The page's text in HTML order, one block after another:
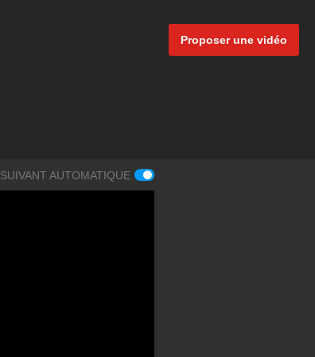
Proposer une vidéo
SUIVANT AUTOMATIQUE